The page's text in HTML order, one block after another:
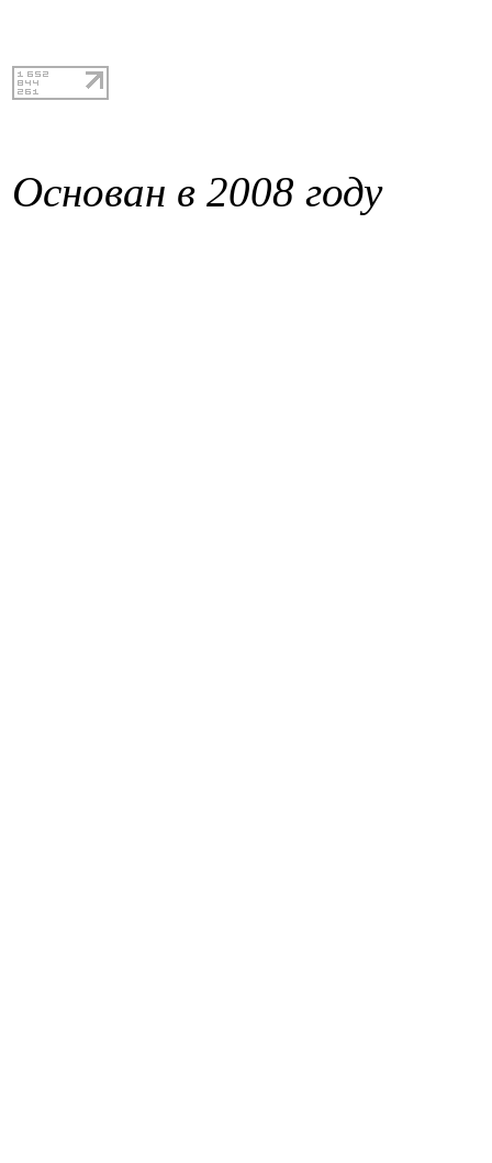
Основан в 2008 году